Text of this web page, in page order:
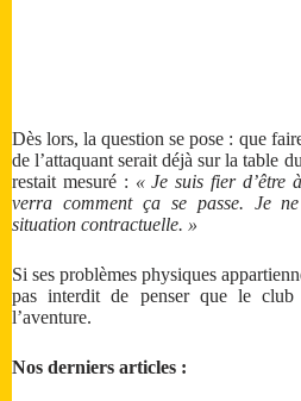
Dès lors, la question se pose : que
de l’attaquant serait déjà sur la table
restait mesuré : « Je suis fier d’être
verra comment ça se passe. Je
situation contractuelle. »
Si ses problèmes physiques
pas interdit de penser que le
l’aventure.
Nos derniers articles :